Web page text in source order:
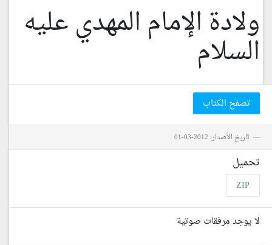
ولادة الإمام المهدي عليه
السلام
تصفح الكتاب
تاريخ الأصدار: 2012-03-01
تحميل
ZIP
لا يوجد مرفقات صوتية